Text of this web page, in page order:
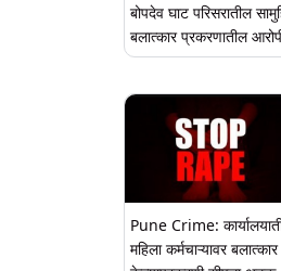
बोपदेव घाट परिसरातील
बलात्कार प्रकरणातील
सीसीटीव्ही फूटेज वायरल
Pune Crime:
महिला कर्मचाऱ्यावर बलात्कार